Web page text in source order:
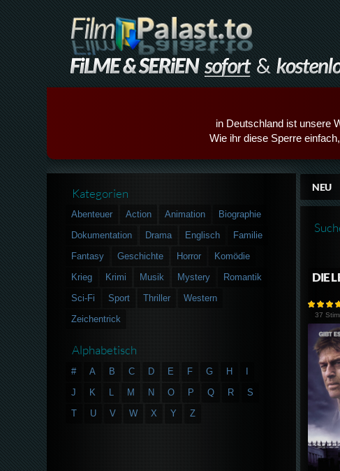
in Deutschland ist unsere
Wie ihr diese Sperre
NEU
DIE
37
Kategorien
Abenteuer Action Animation
Biographie
Dokumentation
Drama Englisch
Familie
Fantasy
Geschichte Horror
Komödie
Krieg
Krimi Musik Mystery
Romantik
Sci-Fi
Sport Thriller
Western
Zeichentrick
Alphabetisch
# A B C D E F G H
J
K L M N O P Q R
S
T
U V W X Y Z